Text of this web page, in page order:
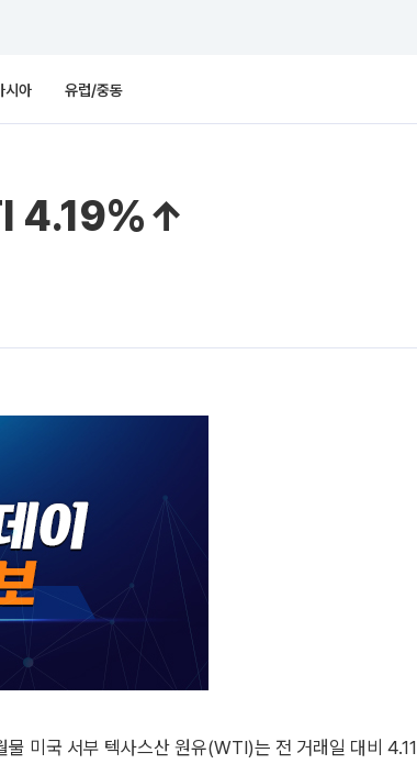
시아 유럽/중동
4.19%↑
미국 서부 텍사스산 원유(WTI)는 전 거래일 대비 4.11